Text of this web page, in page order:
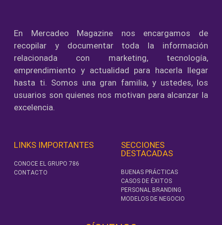
En Mercadeo Magazine nos encargamos de
recopilar y documentar toda la información
relacionada con marketing, tecnología,
emprendimiento y actualidad para hacerla llegar
hasta ti. Somos una gran familia, y ustedes, los
usuarios son quienes nos motivan para alcanzar la
excelencia.
LINKS IMPORTANTES
CONOCE EL GRUPO 786
CONTACTO
SECCIONES
DESTACADAS
BUENAS PRÁCTICAS
CASOS DE ÉXITOS
PERSONAL BRANDING
MODELOS DE NEGOCIO